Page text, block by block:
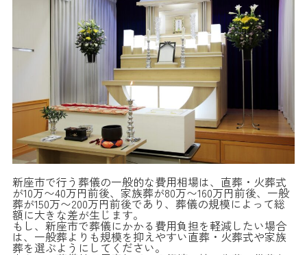
新座市で行う葬儀の一般的な費用相場は、直葬・火葬式
が10万〜40万円前後、家族葬が80万〜160万円前後、一般
葬が150万〜200万円前後であり、葬儀の規模によって総
額に大きな差が生じます。
もし、新座市で葬儀にかかる費用負担を軽減したい場合
は、一般葬よりも規模を抑えやすい直葬・火葬式や家族
葬を選ぶようにしてください。